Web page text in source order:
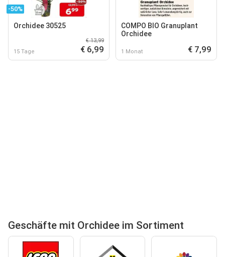
-50%
Orchidee 30525
15 Tage
€ 13,99
€ 6,99
COMPO BIO Granuplant
Orchidee
1 Monat € 7,99
Geschäfte mit Orchidee im Sortiment